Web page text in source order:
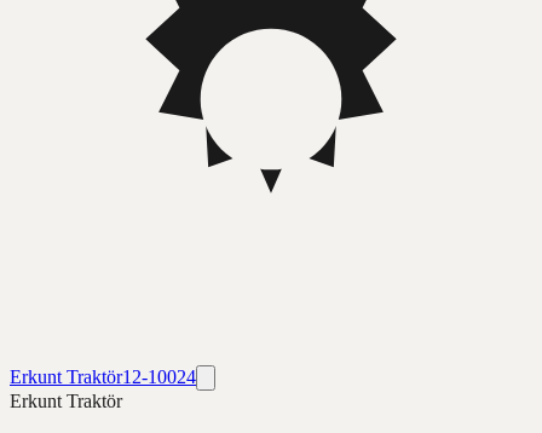
Erkunt Traktör12-10024
Erkunt Traktör